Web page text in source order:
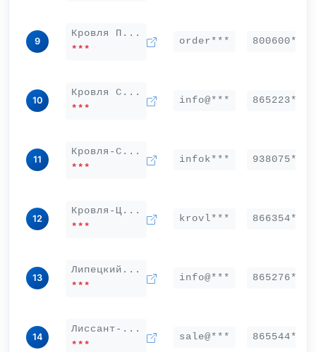
9
Кровля П...
***
order*** 800600***
10
Кровля С...
***
info@*** 865223***
11
Кровля-С...
***
infok*** 938075***
12
Кровля-Ц...
***
krovl*** 866354***
13
Липецкий...
***
info@*** 865276***
14
Лиссант-...
***
sale@*** 865544***